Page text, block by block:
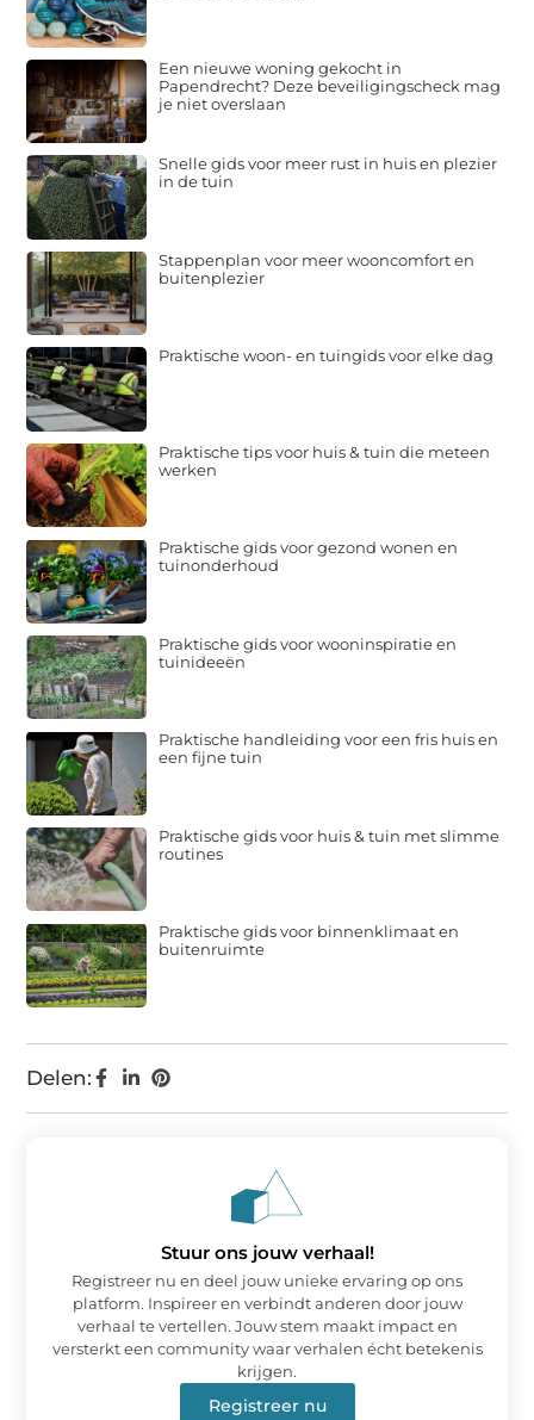
Delen:
Een nieuwe woning gekocht in
Papendrecht? Deze beveiligingscheck mag
je niet overslaan
Snelle gids voor meer rust in huis en plezier
in de tuin
Stappenplan voor meer wooncomfort en
buitenplezier
Praktische woon- en tuingids voor elke dag
Praktische tips voor huis & tuin die meteen
werken
Praktische gids voor gezond wonen en
tuinonderhoud
Praktische gids voor wooninspiratie en
tuinideeën
Praktische handleiding voor een fris huis en
een fijne tuin
Praktische gids voor huis & tuin met slimme
routines
Praktische gids voor binnenklimaat en
buitenruimte
Stuur ons jouw verhaal!
Registreer nu en deel jouw unieke ervaring op ons
platform. Inspireer en verbindt anderen door jouw
verhaal te vertellen. Jouw stem maakt impact en
versterkt een community waar verhalen écht betekenis
krijgen.
Registreer nu